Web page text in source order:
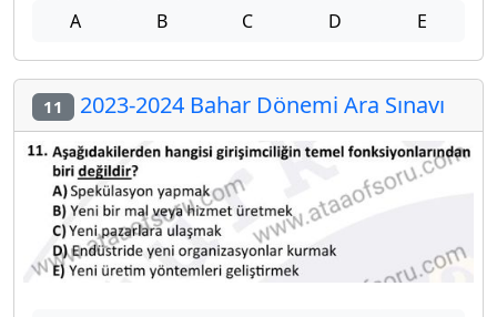
A B C D E
11 2023-2024 Bahar Dönemi Ara Sınavı